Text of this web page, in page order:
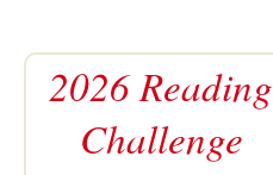
2026 Reading
Challenge